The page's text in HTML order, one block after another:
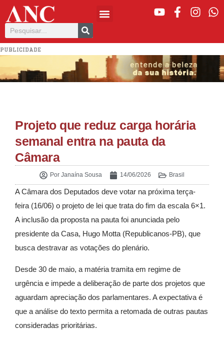
PUBLICIDADE
Projeto que reduz carga horária
semanal entra na pauta da
Câmara
Por Janaína Sousa 14/06/2026 Brasil
A Câmara dos Deputados deve votar na próxima terça-
feira (16/06) o projeto de lei que trata do fim da escala 6×1.
A inclusão da proposta na pauta foi anunciada pelo
presidente da Casa, Hugo Motta (Republicanos-PB), que
busca destravar as votações do plenário.
Desde 30 de maio, a matéria tramita em regime de
urgência e impede a deliberação de parte dos projetos que
aguardam apreciação dos parlamentares. A expectativa é
que a análise do texto permita a retomada de outras pautas
consideradas prioritárias.